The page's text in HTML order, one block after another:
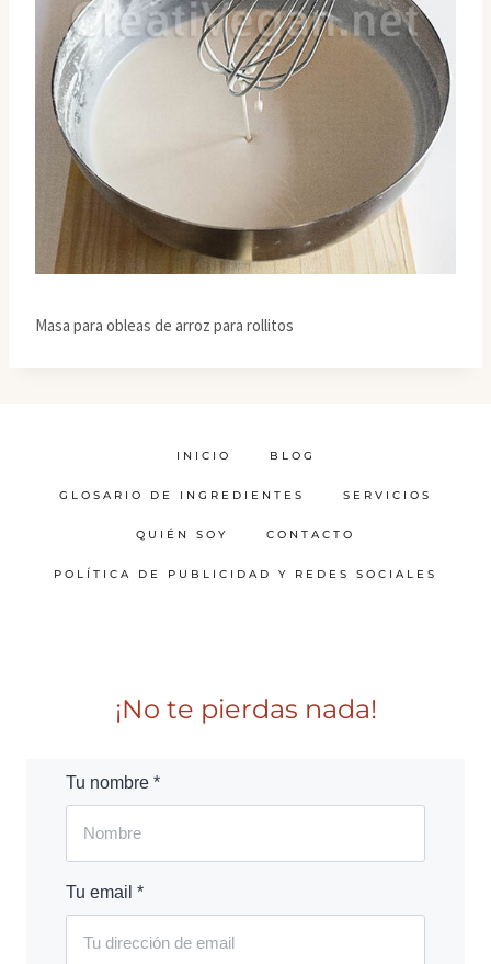
Masa para obleas de arroz para rollitos
INICIO BLOG
GLOSARIO DE INGREDIENTES SERVICIOS
QUIÉN SOY CONTACTO
POLÍTICA DE PUBLICIDAD Y REDES SOCIALES
¡No te pierdas nada!
Tu nombre *
Tu email *